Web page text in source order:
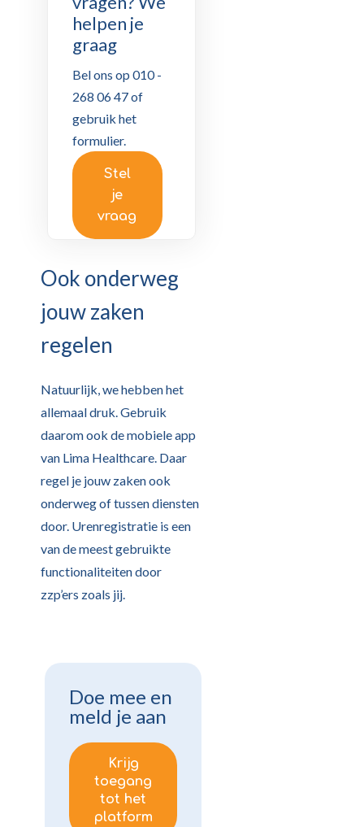
helpen je
graag
Bel ons op 010 -
268 06 47 of
gebruik het
formulier.
Stel
je
vraag
Ook onderweg
jouw zaken
regelen
Natuurlijk, we hebben het
allemaal druk. Gebruik
daarom ook de mobiele app
van Lima Healthcare. Daar
regel je jouw zaken ook
onderweg of tussen diensten
door. Urenregistratie is een
van de meest gebruikte
functionaliteiten door
zzp’ers zoals jij.
Doe mee en
meld je aan
Krijg
toegang
tot het
platform